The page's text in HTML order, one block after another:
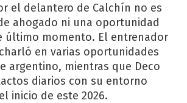
el delantero de Calchín no es
ahogado ni una oportunidad
último momento. El entrenador
en varias oportunidades
argentino, mientras que Deco
diarios con su entorno
inicio de este 2026.